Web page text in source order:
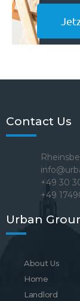
Contact Us
+49 30
+49
Urban
About Us
Home
Landlord